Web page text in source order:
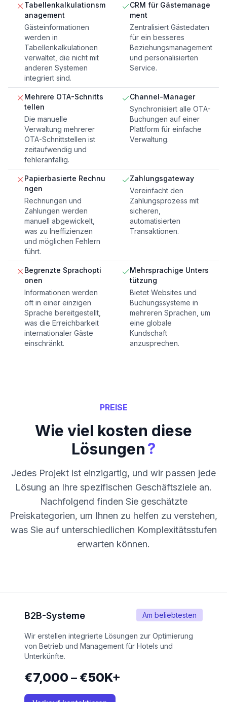
Tabellenkalkulationsm
anagement
Gästeinformationen
werden in
Tabellenkalkulationen
verwaltet, die nicht mit
anderen Systemen
integriert sind.
CRM für Gästemanage
ment
Zentralisiert Gästedaten
für ein besseres
Beziehungsmanagement
und personalisierten
Service.
Mehrere OTA-Schnitts
tellen
Die manuelle
Verwaltung mehrerer
OTA-Schnittstellen ist
zeitaufwendig und
fehleranfällig.
Channel-Manager
Synchronisiert alle OTA-
Buchungen auf einer
Plattform für einfache
Verwaltung.
Papierbasierte Rechnu
ngen
Rechnungen und
Zahlungen werden
manuell abgewickelt,
was zu Ineffizienzen
und möglichen Fehlern
führt.
Zahlungsgateway
Vereinfacht den
Zahlungsprozess mit
sicheren,
automatisierten
Transaktionen.
Begrenzte Sprachopti
onen
Informationen werden
oft in einer einzigen
Sprache bereitgestellt,
was die Erreichbarkeit
internationaler Gäste
einschränkt.
Mehrsprachige Unters
tützung
Bietet Websites und
Buchungssysteme in
mehreren Sprachen, um
eine globale
Kundschaft
anzusprechen.
PREISE
Wie viel kosten diese
Lösungen?
Jedes Projekt ist einzigartig, und wir passen jede
Lösung an Ihre spezifischen Geschäftsziele an.
Nachfolgend finden Sie geschätzte
Preiskategorien, um Ihnen zu helfen zu verstehen,
was Sie auf unterschiedlichen Komplexitätsstufen
erwarten können.
Am beliebtesten
B2B-Systeme
Wir erstellen integrierte Lösungen zur Optimierung
von Betrieb und Management für Hotels und
Unterkünfte.
€7,000 – €50K+